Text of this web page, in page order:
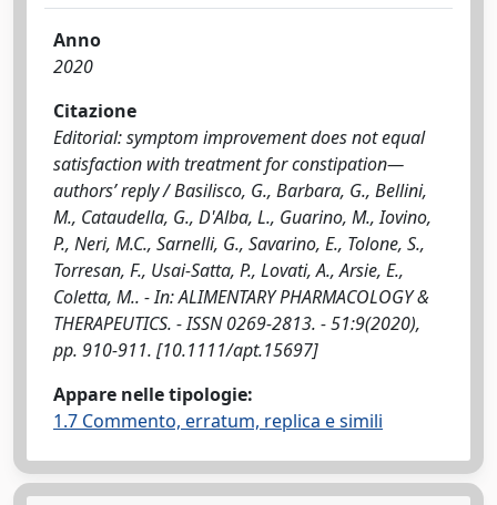
Anno
2020
Citazione
Editorial: symptom improvement does not equal
satisfaction with treatment for constipation—
authors’ reply / Basilisco, G., Barbara, G., Bellini,
M., Cataudella, G., D'Alba, L., Guarino, M., Iovino,
P., Neri, M.C., Sarnelli, G., Savarino, E., Tolone, S.,
Torresan, F., Usai-Satta, P., Lovati, A., Arsie, E.,
Coletta, M.. - In: ALIMENTARY PHARMACOLOGY &
THERAPEUTICS. - ISSN 0269-2813. - 51:9(2020),
pp. 910-911. [10.1111/apt.15697]
Appare nelle tipologie:
1.7 Commento, erratum, replica e simili